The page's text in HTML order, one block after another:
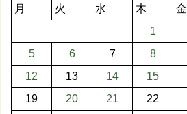
月 火 水 木 金
1
5
6 7 8
12
13 14 15
19
20 21 22